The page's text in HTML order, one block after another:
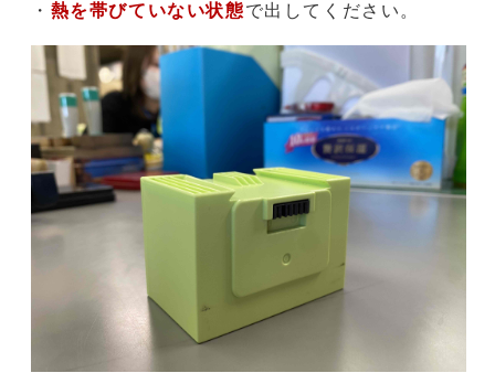
・ 熱を帯びていない状態で出してください。